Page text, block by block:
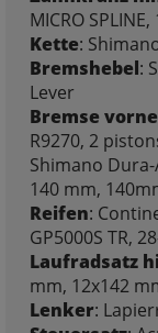
MICRO
Kette:
Bremshebel:
Lever
Bremse
R9270, 2
Shimano Dura-
140 mm,
Reifen:
GP5000S TR,
Laufradsatz
mm, 12x142
Lenker: